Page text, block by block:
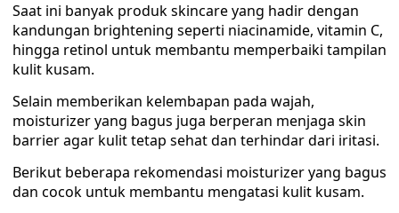
Saat ini banyak produk skincare yang hadir dengan
kandungan brightening seperti niacinamide, vitamin C,
hingga retinol untuk membantu memperbaiki tampilan
kulit kusam.
Selain memberikan kelembapan pada wajah,
moisturizer yang bagus juga berperan menjaga skin
barrier agar kulit tetap sehat dan terhindar dari iritasi.
Berikut beberapa rekomendasi moisturizer yang bagus
dan cocok untuk membantu mengatasi kulit kusam.